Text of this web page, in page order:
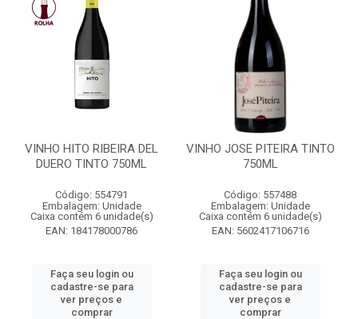
VINHO HITO RIBEIRA DEL
DUERO TINTO 750ML
Código: 554791
Embalagem: Unidade
Caixa contém 6 unidade(s)
EAN: 184178000786
Faça seu login ou
cadastre-se para
ver preços e
comprar
VINHO JOSE PITEIRA TINTO
750ML
Código: 557488
Embalagem: Unidade
Caixa contém 6 unidade(s)
EAN: 5602417106716
Faça seu login ou
cadastre-se para
ver preços e
comprar